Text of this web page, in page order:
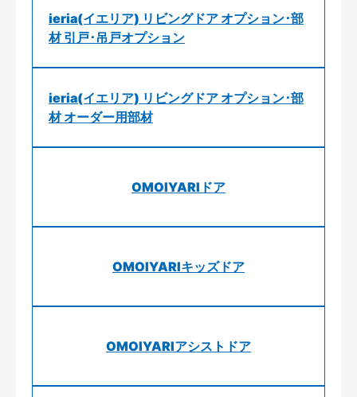
ieria(イエリア) リビングドア オプション･部
材 引戸･吊戸オプション
ieria(イエリア) リビングドア オプション･部
材 オーダー用部材
OMOIYARIドア
OMOIYARIキッズドア
OMOIYARIアシストドア